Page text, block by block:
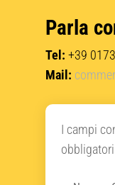
Parla
Tel: +39
Mail:
I campi